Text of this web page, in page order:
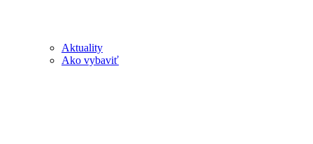
Aktuality
Ako vybaviť